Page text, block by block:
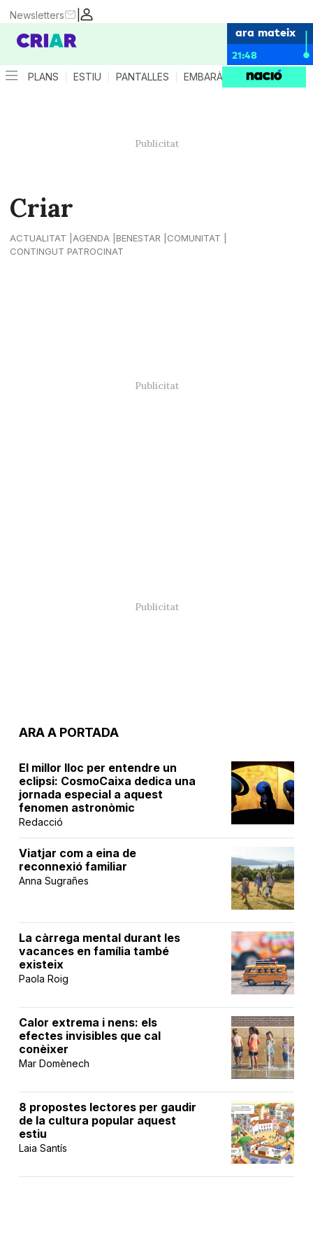
|
Newsletters
ara mateix
21:48
PLANS ESTIU PANTALLES EMBARÀS CRIANÇA
Criar
ACTUALITAT AGENDA BENESTAR
COMUNITAT
CONTINGUT PATROCINAT
ARA A PORTADA
El millor lloc per entendre un
eclipsi: CosmoCaixa dedica una
jornada especial a aquest
fenomen astronòmic
Redacció
Viatjar com a eina de
reconnexió familiar
Anna Sugrañes
La càrrega mental durant les
vacances en família també
existeix
Paola Roig
Calor extrema i nens: els
efectes invisibles que cal
conèixer
Mar Domènech
8 propostes lectores per gaudir
de la cultura popular aquest
estiu
Laia Santís